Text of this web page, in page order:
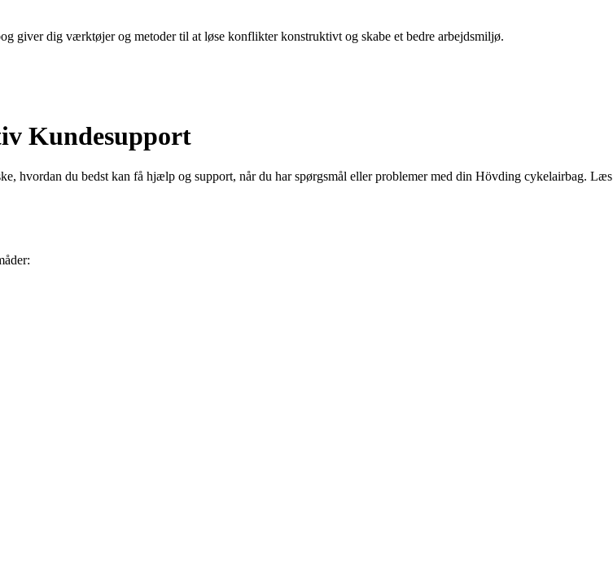
giver dig værktøjer og metoder til at løse konflikter konstruktivt og skabe et bedre arbejdsmiljø.
Kundesupport
hvordan du bedst kan få hjælp og support, når du har spørgsmål eller problemer med din Hövding cykelairbag. Læs